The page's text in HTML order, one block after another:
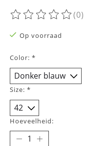
De beoordeling(0)
Op voorraad
Color: *
Size: *
Hoeveelheid: